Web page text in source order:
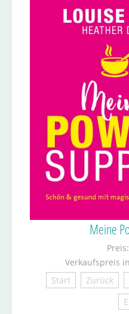
Meine
Preis:
Verkaufspreis
Start
Zurück